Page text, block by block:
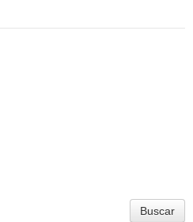
Buscar